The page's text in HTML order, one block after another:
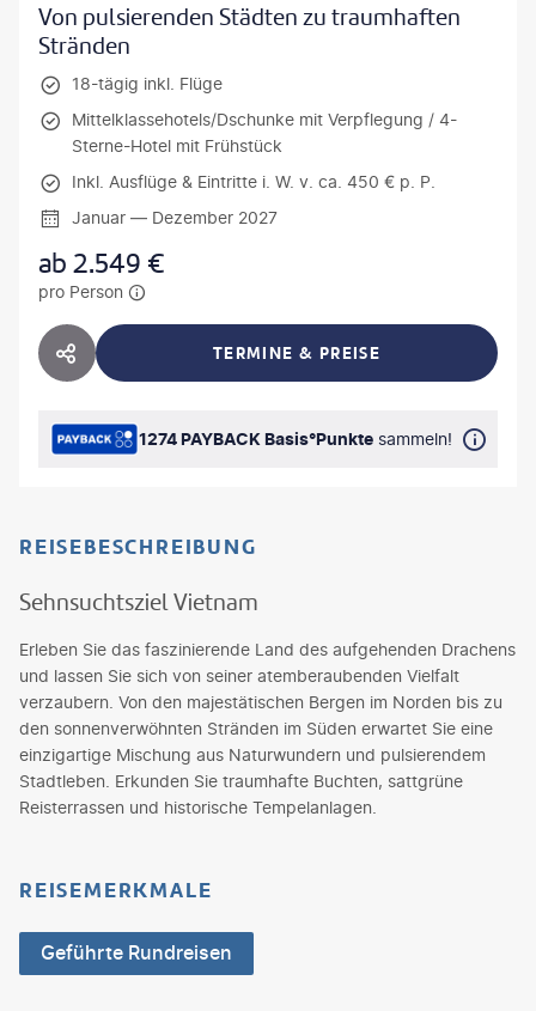
Von pulsierenden Städten zu traumhaften
Stränden
18-tägig inkl. Flüge
Mittelklassehotels/Dschunke mit Verpflegung / 4-
Sterne-Hotel mit Frühstück
Inkl. Ausflüge & Eintritte i. W. v. ca. 450 € p. P.
Januar — Dezember 2027
ab2.549 €
pro Person
HOTEL TEILEN TERMINE & PREISE
1274 PAYBACK Basis°Punkte sammeln!
REISEBESCHREIBUNG
Sehnsuchtsziel Vietnam
Erleben Sie das faszinierende Land des aufgehenden Drachens
und lassen Sie sich von seiner atemberaubenden Vielfalt
verzaubern. Von den majestätischen Bergen im Norden bis zu
den sonnenverwöhnten Stränden im Süden erwartet Sie eine
einzigartige Mischung aus Naturwundern und pulsierendem
Stadtleben. Erkunden Sie traumhafte Buchten, sattgrüne
Reisterrassen und historische Tempelanlagen.
REISEMERKMALE
Geführte Rundreisen